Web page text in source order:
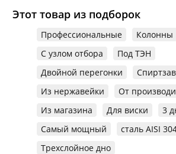
Этот товар из подборок
Профессиональные
Колонны
С узлом отбора
Под ТЭН
Двойной перегонки
Из нержавейки
От
Из магазина
Для виски
3
Самый мощный
сталь AISI
Трехслойное дно